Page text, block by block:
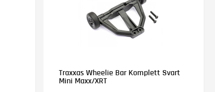
Traxxas Wheelie Bar Komplett Svart
Mini Maxx/XRT